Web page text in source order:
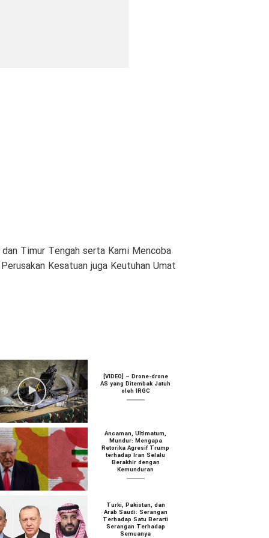
Timur Tengah serta Kami Mencoba
Kesatuan juga Keutuhan Umat
[VIDEO] – Drone-drone
AS yang Ditembak Jatuh
oleh IRGC
Ancaman, Ultimatum,
Mundur: Mengapa
Retorika Agresif Trump
terhadap Iran Selalu
Berakhir dengan
Kemunduran
Turki, Pakistan, dan
Arab Saudi: Serangan
Terhadap Satu Berarti
Serangan Terhadap
Semuanya